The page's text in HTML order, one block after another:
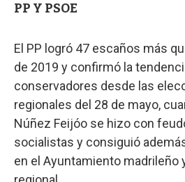
PP Y PSOE
El PP logró 47 escaños más
de 2019 y confirmó la
conservadores desde las
regionales del 28 de mayo,
Núñez Feijóo se hizo con
socialistas y consiguió
en el Ayuntamiento madrileño